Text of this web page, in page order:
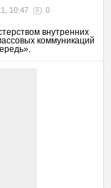
10:47 0
внутренних
коммуникаций